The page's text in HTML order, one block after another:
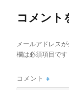
コメント
メールアドレス
欄は必須項目です
コメント※